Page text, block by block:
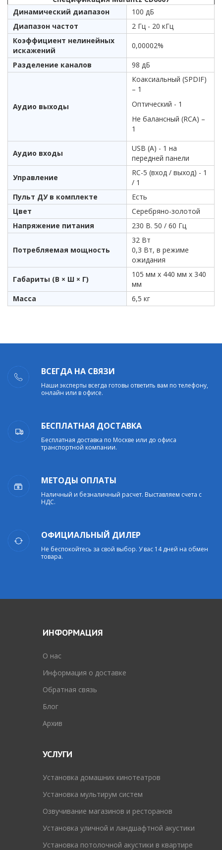
Динамический диапазон
100 дБ
Диапазон частот
2 Гц - 20 кГц
Коэффициент нелинейных
искажений
0,00002%
Разделение каналов 98 дБ
Аудио выходы
Коаксиальный (SPDIF)
– 1
Оптический - 1
Не балансный (RCA) –
1
Аудио входы
USB (A) - 1 на
передней панели
Управление
RC-5 (вход / выход) - 1
/ 1
Пульт ДУ в комплекте
Есть
Цвет
Серебряно-золотой
Напряжение питания
230 В. 50 / 60 Гц
Потребляемая мощность
32 Вт
0,3 Вт, в режиме
ожидания
Габариты (В × Ш × Г)
105 мм х 440 мм х 340
мм
Масса
6,5 кг
ВСЕГДА НА СВЯЗИ
Наши эксперты всегда готовы ответить вам по телефону,
онлайн или в офисе.
БЕСПЛАТНАЯ ДОСТАВКА
Бесплатная доставка по Москве или до офиса
транспортной компании.
МЕТОДЫ ОПЛАТЫ
Наличный и безналичный расчет. Выставляем счета с
НДС.
ОФИЦИАЛЬНЫЙ ДИЛЕР
Не беспокойтесь за свой выбор. У вас 14 дней на обмен
товара.
ИНФОРМАЦИЯ
O нас
Информация о доставке
Обратная связь
Блог
Архив
УСЛУГИ
Установка домашних кинотеатров
Установка мультирум систем
Озвучивание магазинов и ресторанов
Установка уличной и ландшафтной акустики
Установка потолочной акустики в квартире